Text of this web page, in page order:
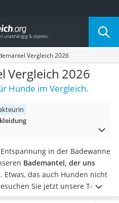
Vergleich 2026
Vergleich 2026
Hunde im Vergleich.
in der Badewanne
Bademantel, der uns
. Etwas, das auch Hunden nicht
Sie jetzt unsere Test-
Sie dort unter anderem,